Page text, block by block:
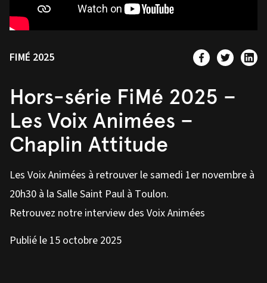
FIMÉ 2025
Hors-série FiMé 2025 –
Les Voix Animées –
Chaplin Attitude
Les Voix Animées à retrouver le samedi 1er novembre à
20h30 à la Salle Saint Paul à Toulon.
Retrouvez notre interview des Voix Animées
Publié le 15 octobre 2025